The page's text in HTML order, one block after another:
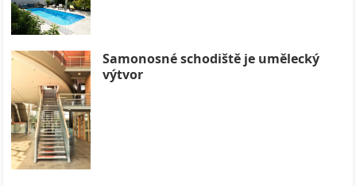
Samonosné schodiště je umělecký
výtvor